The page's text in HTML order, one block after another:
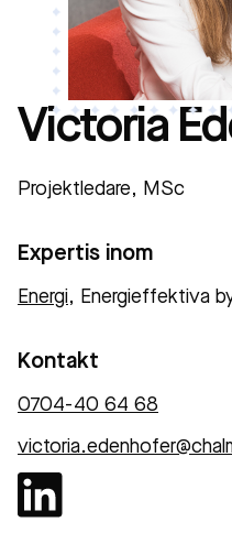
Victoria
Projektledare, MSc
Expertis inom
Energi, Energieffektiva
Kontakt
0704-40 64 68